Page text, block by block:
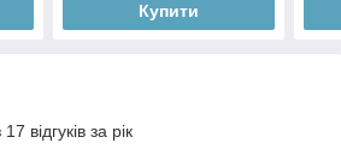
Купити
відгуків за рік